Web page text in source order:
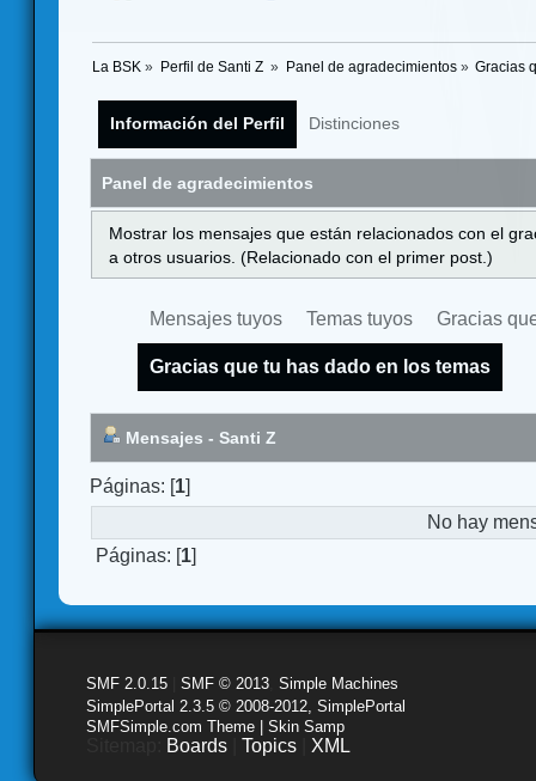
La BSK » Perfil de Santi Z » Panel de agradecimientos» Gracias
Información del Perfil Distinciones
Panel de agradecimientos
Mostrar los mensajes que están relacionados con el
a otros usuarios. (Relacionado con el primer post.)
Mensajes tuyos Temas tuyos Gracias
Gracias que tu has dado en los temas
Mensajes - Santi Z
Páginas: [1]
No hay
Páginas: [1]
SMF 2.0.15 SMF © 2013 Simple Machines
SimplePortal 2.3.5 © 2008-2012, SimplePortal
SMFSimple.com Theme | Skin Samp
Boards Topics XML